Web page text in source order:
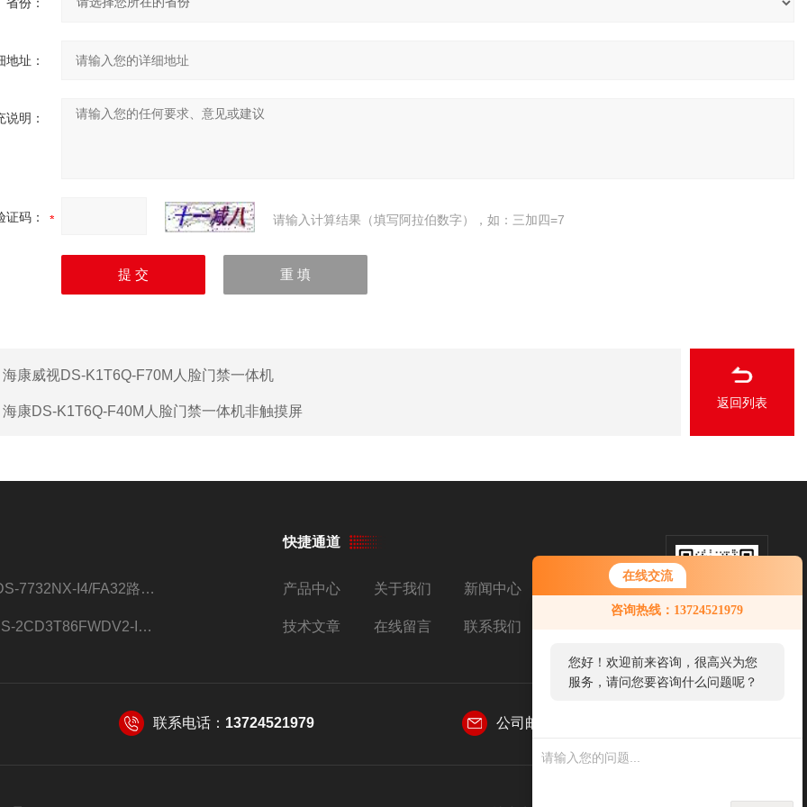
在线交流
咨询热线：13724521979
您好！欢迎前来咨询，很高兴为您
服务，请问您要咨询什么问题呢？
地址：
说明：
证码： 请输入计算结果（填写阿拉伯数字），如：三加四=7
海康威视DS-K1T6Q-F70M人脸门禁一体机
海康DS-K1T6Q-F40M人脸门禁一体机非触摸屏
返回列表
iDS-7732NX-I4/FA32路监控硬盘录像机
DS-2CD3T86FWDV2-I8S4g监控摄像头
快捷通道
产品中心 关于我们 新闻中心
技术文章 在线留言 联系我们
联系电话： 13724521979 公司邮箱：